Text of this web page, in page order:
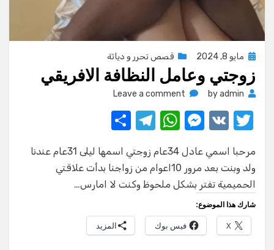
Posted
مايو 8, 2024 قصص تحرر و دياثة
زوجتي وعامل النظافة الافريقي
byadmin
Leave a comment
on
النظافة
الافريقي
T
it
te
r
V
M
ss
e
g
er
W
at
s
A
p
p
T
e
gr
m
ar
e
مرحبا اسمي عادل 34عام زوجتي اسمها ليلى 31عام عندنا
ولد وبنت بعد مرور 10اعوام من زواجنا بدأت علاقتي
الحميمية تفتر بشكل ملحوظ وكنت لا امارس…
شارك هذا الموضوع:
X فيس بوك المزيد